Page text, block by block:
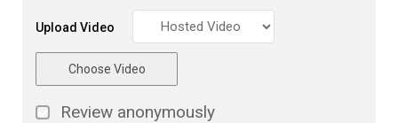
Upload Video
Choose Video
Review anonymously